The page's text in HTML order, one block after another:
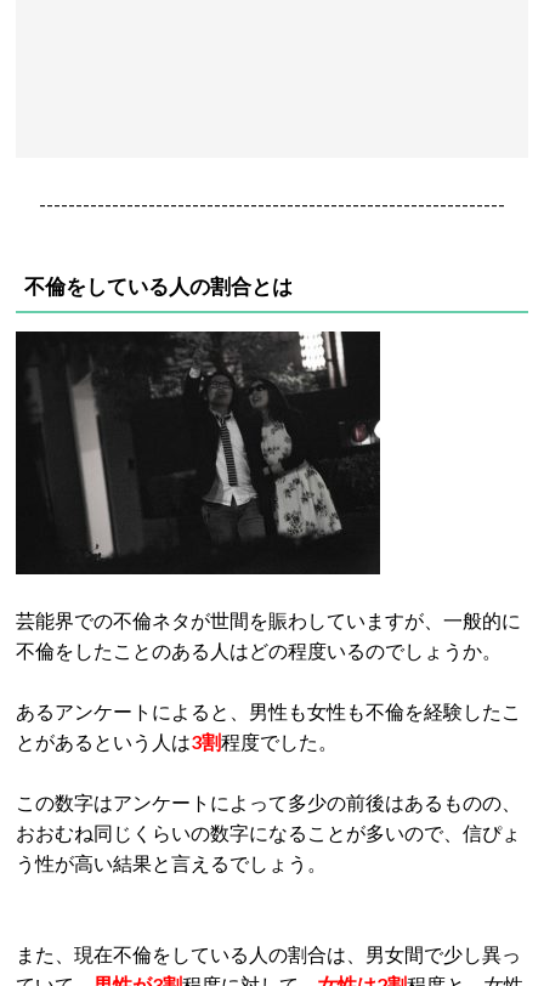
----------------------------------------------------------------
不倫をしている人の割合とは
芸能界での不倫ネタが世間を賑わしていますが、一般的に
不倫をしたことのある人はどの程度いるのでしょうか。
あるアンケートによると、男性も女性も不倫を経験したこ
とがあるという人は3割程度でした。
この数字はアンケートによって多少の前後はあるものの、
おおむね同じくらいの数字になることが多いので、信ぴょ
う性が高い結果と言えるでしょう。
また、現在不倫をしている人の割合は、男女間で少し異っ